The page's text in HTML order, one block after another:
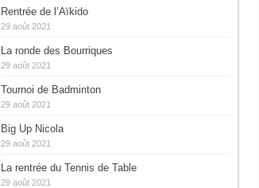
Rentrée de l’Aïkido
29 août 2021
La ronde des Bourriques
29 août 2021
Tournoi de Badminton
29 août 2021
Big Up Nicola
29 août 2021
La rentrée du Tennis de Table
29 août 2021